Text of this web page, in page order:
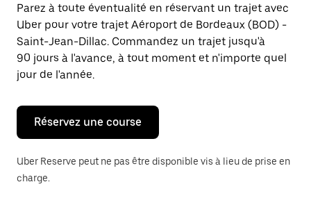
sélectionner
une
date.
Appuyez
sur
la
touche
pour
fermer
calendrier.
Parez à toute éventualité en réservant un trajet avec
Uber pour votre trajet Aéroport de Bordeaux (BOD) -
Saint-Jean-Dillac. Commandez un trajet jusqu'à
90 jours à l'avance, à tout moment et n'importe quel
jour de l'année.
Réservez une course
Uber Reserve peut ne pas être disponible vis à lieu de prise en
charge.